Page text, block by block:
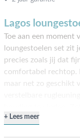
Lagos
Toe aan een moment
loungestoelen set zit
precies zoals jij dat
comfortabel rechtop.
maar net zo geschikt
drankje en je
Lees meer